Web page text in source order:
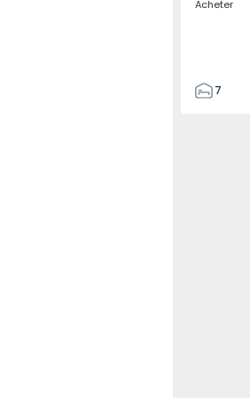
Acheter
7